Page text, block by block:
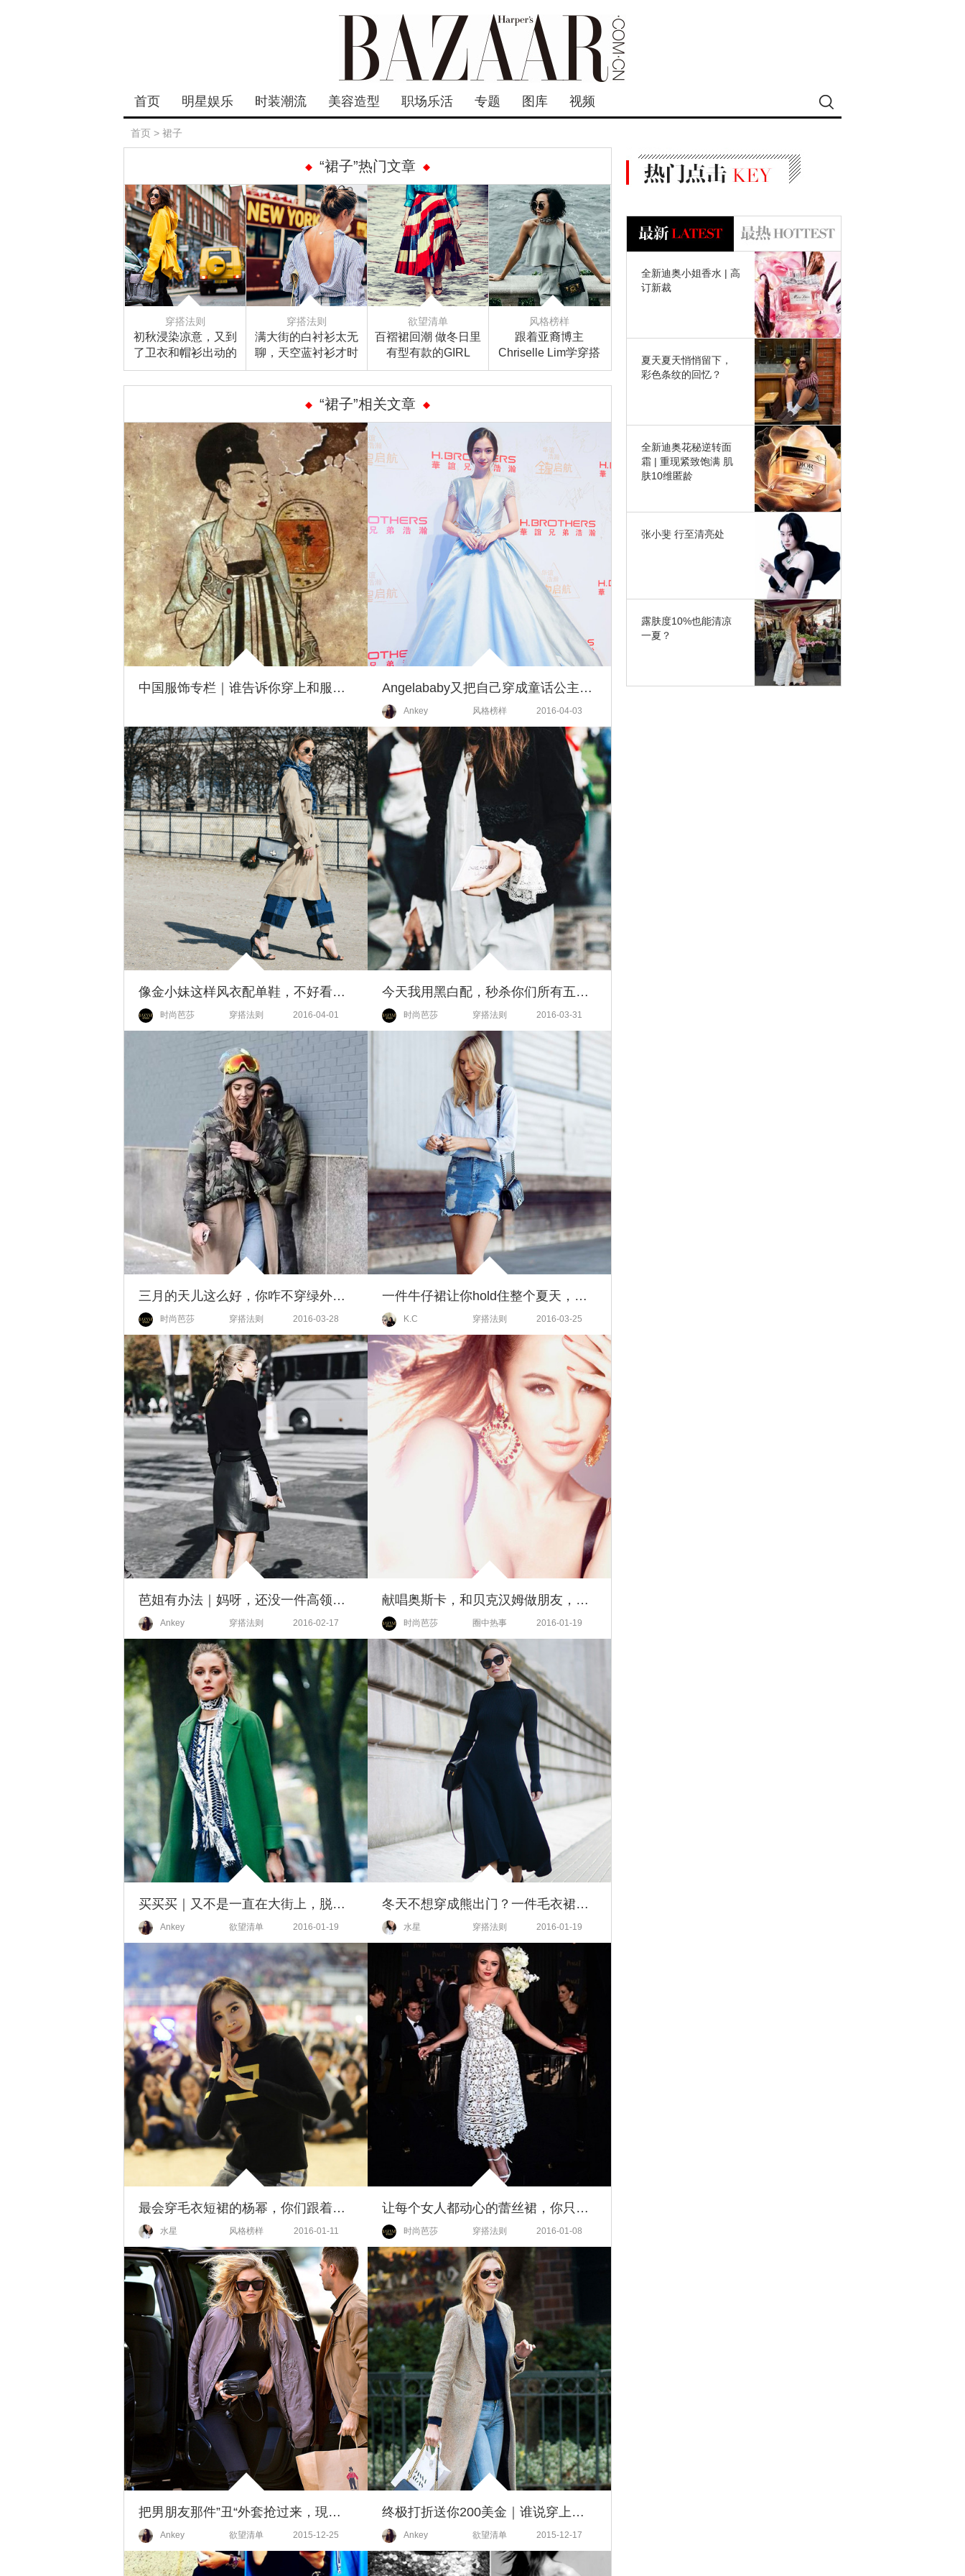
首页 明星娱乐 时装潮流 美容造型 职场乐活 专题 图库 视频
首页 > 裙子
“裙子”热门文章
穿搭法则
初秋浸染凉意，又到
了卫衣和帽衫出动的
时节
穿搭法则
满大街的白衬衫太无
聊，天空蓝衬衫才时
髦
欲望清单
百褶裙回潮 做冬日里
有型有款的GIRL
风格榜样
跟着亚裔博主
Chriselle Lim学穿搭
“裙子”相关文章
中国服饰专栏｜谁告诉你穿上和服就能找到唐代风华? Angelababy又把自己穿成童话公主，林允儿挑战Gucci成功了！
Ankey 风格榜样 2016-04-03
像金小妹这样风衣配单鞋，不好看你打我！
时尚芭莎 穿搭法则 2016-04-01
今天我用黑白配，秒杀你们所有五颜六色！
时尚芭莎 穿搭法则 2016-03-31
三月的天儿这么好，你咋不穿绿外套？
时尚芭莎 穿搭法则 2016-03-28
一件牛仔裙让你hold住整个夏天，跟随众明星一起变身牛仔少女吧！
K.C 穿搭法则 2016-03-25
芭姐有办法｜妈呀，还没一件高领羊绒衫？从2月到4月穿上它想变丑都难！
Ankey 穿搭法则 2016-02-17
献唱奥斯卡，和贝克汉姆做朋友，李玟这个华语天后当的太牛X！
时尚芭莎 圈中热事 2016-01-19
买买买｜又不是一直在大街上，脱了外套也要好看到像开花！
Ankey 欲望清单 2016-01-19
冬天不想穿成熊出门？一件毛衣裙让你温暖又时髦！
水星 穿搭法则 2016-01-19
最会穿毛衣短裙的杨幂，你们跟着学就对了！
水星 风格榜样 2016-01-11
让每个女人都动心的蕾丝裙，你只需要这一条
时尚芭莎 穿搭法则 2016-01-08
把男朋友那件”丑“外套抢过来，現在你可以“帅“給全世界看了！
Ankey 欲望清单 2015-12-25
终极打折送你200美金｜谁说穿上性冷淡风就没有人爱，我们就是要活得有姿态！
Ankey 欲望清单 2015-12-17
全新迪奥小姐香水 | 高
订新裁
夏天夏天悄悄留下，
彩色条纹的回忆？
全新迪奥花秘逆转面
霜 | 重现紧致饱满 肌
肤10维匿龄
张小斐 行至清亮处
露肤度10%也能清凉
一夏？